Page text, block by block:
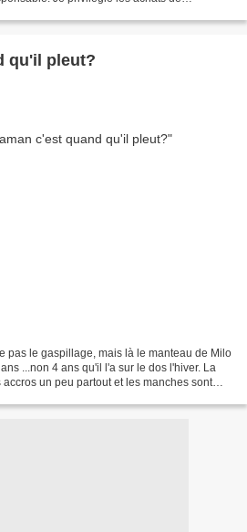
qu'il pleut?
pas le gaspillage, mais là le manteau de Milo
...non 4 ans qu'il l'a sur le dos l'hiver. La
un peu partout et les manches sont